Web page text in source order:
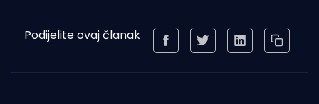
Podijelite ovaj članak